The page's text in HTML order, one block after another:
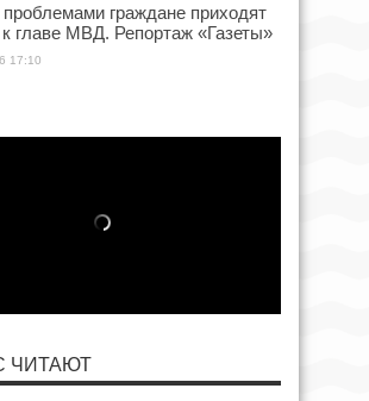
граждане приходят
главе МВД. Репортаж «Газеты»
17:10
ЧИТАЮТ